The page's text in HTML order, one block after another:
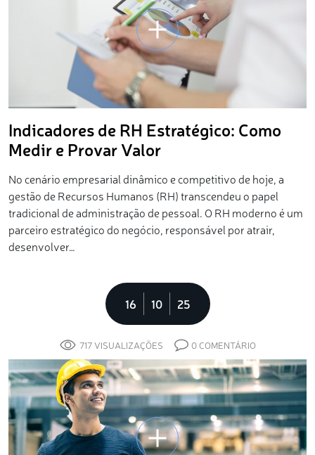
Indicadores de RH Estratégico: Como
Medir e Provar Valor
No cenário empresarial dinâmico e competitivo de hoje, a
gestão de Recursos Humanos (RH) transcendeu o papel
tradicional de administração de pessoal. O RH moderno é um
parceiro estratégico do negócio, responsável por atrair,
desenvolver…
16 10 25
717 VISUALIZAÇÕES 0 COMENTÁRIO